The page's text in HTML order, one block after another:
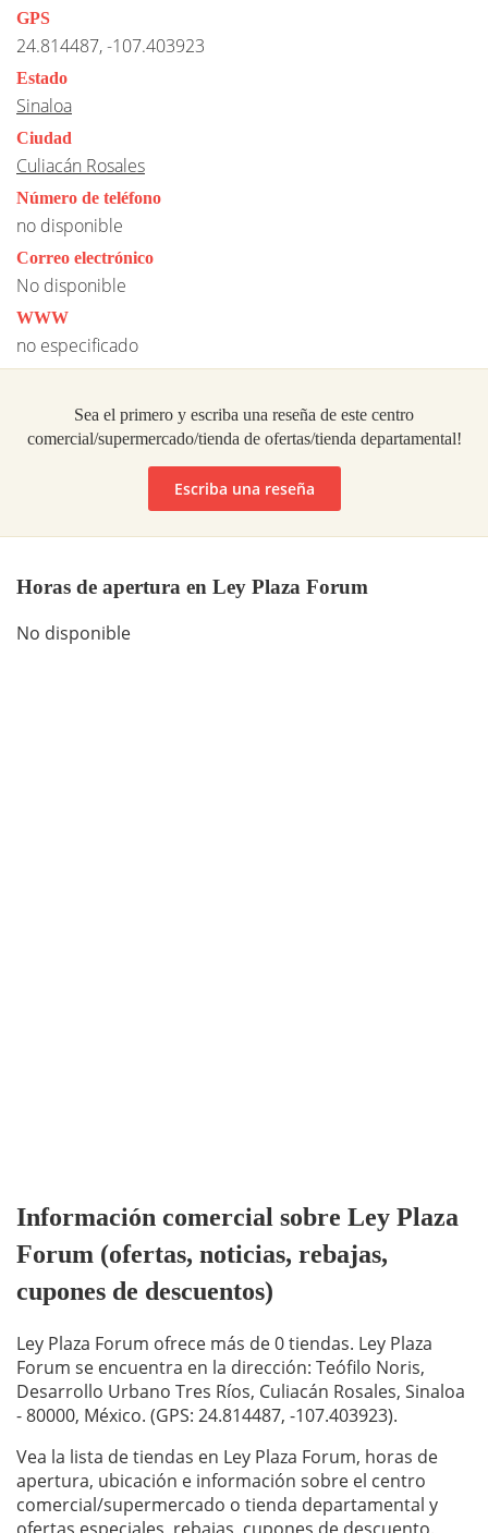
GPS
24.814487, -107.403923
Estado
Sinaloa
Ciudad
Culiacán Rosales
Número de teléfono
no disponible
Correo electrónico
No disponible
WWW
no especificado
Sea el primero y escriba una reseña de este centro
comercial/supermercado/tienda de ofertas/tienda departamental!
Escriba una reseña
Horas de apertura en Ley Plaza Forum
No disponible
Información comercial sobre Ley Plaza
Forum (ofertas, noticias, rebajas,
cupones de descuentos)
Ley Plaza Forum ofrece más de 0 tiendas. Ley Plaza
Forum se encuentra en la dirección: Teófilo Noris,
Desarrollo Urbano Tres Ríos, Culiacán Rosales, Sinaloa
- 80000, México. (GPS: 24.814487, -107.403923).
Vea la lista de tiendas en Ley Plaza Forum, horas de
apertura, ubicación e información sobre el centro
comercial/supermercado o tienda departamental y